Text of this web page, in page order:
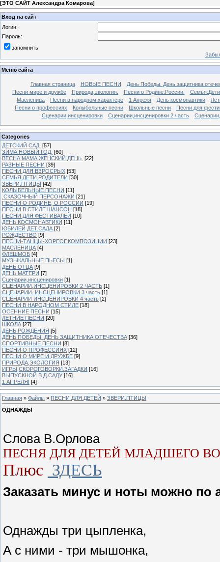
[ЭТО САЙТ Александра Комарова]
Вход на сайт
Логин:
Пароль:
запомнить
Меню сайта
Главная страница НОВЫЕ ПЕСНИ
День Победы. День защитника
Песни мире и дружбе
Природа,экология. Песни о Родине.России.
Масленица
Песни в народном характере 1 Апреля День космонавтики
Песни о профессиях
Колыбельные песни Школьные песни
Песни для
Сценарии,инсценировки
Сценарии,инсценировки 2 часть
Categories
ДЕТСКИЙ САД. [57]
ЗИМА.НОВЫЙ ГОД. [60]
ВЕСНА.МАМА.ЖЕНСКИЙ ДЕНЬ. [22]
РАЗНЫЕ ПЕСНИ [39]
ПЕСНИ ДЛЯ ВЗРОСРЫХ [53]
СЕМЬЯ.ДЕТИ.РОДИТЕЛИ [30]
ЗВЕРИ.ПТИЦЫ [42]
КОЛЫБЕЛЬНЫЕ ПЕСНИ [11]
.СКАЗОЧНЫЙ ПЕРСОНАЖИ [21]
ПЕСНИ О РОДИНЕ, О РОССИИ [19]
ПЕСНИ В СТИЛЕ ШАНСОН [18]
ПЕСНИ ДЛЯ ФЕСТИВАЛЕЙ [10]
ДЕНЬ КОСМОНАВТИКИ [11]
ЮБИЛЕЙ ДЕТ.САДА [2]
РОЖДЕСТВО [9]
ПЕСНИ-ТАНЦЫ-ХОРЕОГ.КОМПОЗИЦИИ [23]
МАСЛЕНИЦА [4]
ФЛЕШМОБ [4]
МУЗЫКАЛЬНЫЕ ПЬЕСЫ [1]
ДЕНЬ ОТЦА [9]
ДЕНЬ МАТЕРИ [7]
Сценарии,инсценировки [1]
СЦЕНАРИИ,ИНСЦЕНИРОВКИ 2 ЧАСТЬ [1]
СЦЕНАРИИ. ИНСЦЕНИРОВКИ 3 часть [1]
СЦЕНАРИИ ИНСЦЕНИРОВКИ 4 часть [2]
ПЕСНИ В НАРОДНОМ СТИЛЕ [18]
ОСЕННИЕ ПЕСНИ [15]
ЛЕТНИЕ ПЕСНИ [20]
ШКОЛА [27]
ДЕНЬ РОЖДЕНИЯ [5]
ДЕНЬ ПОБЕДЫ. ДЕНЬ ЗАЩИТНИКА ОТЕЧЕСТВА [36]
СПОРТИВНЫЕ ПЕСНИ [8]
ПЕСНИ О ПРОФЕССИЯХ [12]
ПЕСНИ О МИРЕ И ДРУЖБЕ [9]
ПРИРОДА,ЭКОЛОГИЯ [13]
ИГРЫ,СКОРОГОВОРКИ.ЗАГАДКИ [16]
ВЫПУСКНОЙ В Д.САДУ [16]
1 АПРЕЛЯ! [4]
Главная » Файлы » ПЕСНИ ДЛЯ ДЕТЕЙ » ЗВЕРИ.ПТИЦЫ
ОДНАЖДЫ
Слова В.Орлова
ПЕСНЯ ДЛЯ ДЕТЕЙ МЛАДШЕГО
Плюс ЗДЕСЬ
Заказать минус и ноты можно по
Однажды три цыпленка,
А с ними - три мышонка,